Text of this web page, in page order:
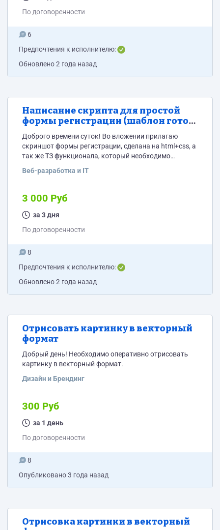
По договоренности
6
Предпочтения к исполнителю:
Обновлено2 года назад
Написание скрипта для простой
формы регистрации (шаблон готов)
с смс подтверждением номера
Доброго времени суток! Во вложении прилагаю
скриншот формы регистрации, сделана на html+css, а
так же ТЗ функционала, который необходимо
посмотрели ТЗ - напишите об этом в отклике.
даже ничего не смотрели будут ПРОИГНОРИРОВАНЫ!
Веб-разработка и IT
3 000 Руб
за 3 дня
По договоренности
8
Предпочтения к исполнителю:
Обновлено2 года назад
Отрисовать картинку в векторный
формат
Добрый день! Необходимо оперативно отрисовать
картинку в векторный формат.
Дизайн и Брендинг
300 Руб
за 1 день
По договоренности
8
Опубликовано3 года назад
Отрисовка картинки в векторный